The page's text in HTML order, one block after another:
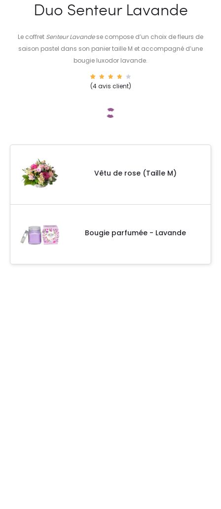
Duo Senteur Lavande
Le coffret Senteur Lavandese compose d’un choix de fleurs de
saison pastel dans son panier taille M et accompagné d’une
bougie luxodor lavande.
Noté
4.25
4
notati
ons
client
(4avis client)
Vêtu de rose (Taille M)
Bougie parfumée - Lavande